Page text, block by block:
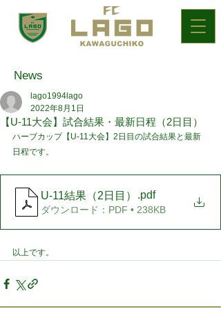
News
【U-11大会】試合結果・最新日程（2日目）
lago1994lago
2022年8月1日
ハーブカップ【U-11大会】2日目の試合結果と最新
日程です。
U-11結果（2日目） .pdf
ダウンロード：PDF • 238KB
以上です。